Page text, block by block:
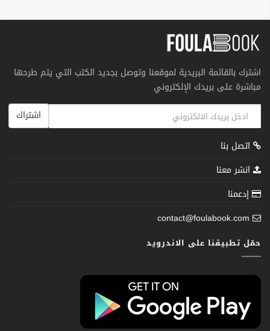
اشترك بالقائمة البريدية لموقعنا وتوصل بجديد الكتب التي يتم طرحها
مباشرة على بريدك الإلكتروني
اشتراك
اتصل بنا
انشر معنا
إدعمنا
contact@foulabook.com
حمّل تطبيقنا على الاندرويد